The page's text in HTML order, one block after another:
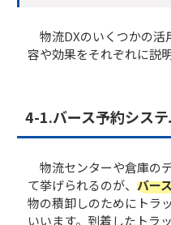
物流DXのいくつかの活
容や効果をそれぞれに説
4-1.バース予約シス
物流センターや倉庫の
て挙げられるのが、 バー
物の積卸しのためにトラ
いいます。到着したトラ